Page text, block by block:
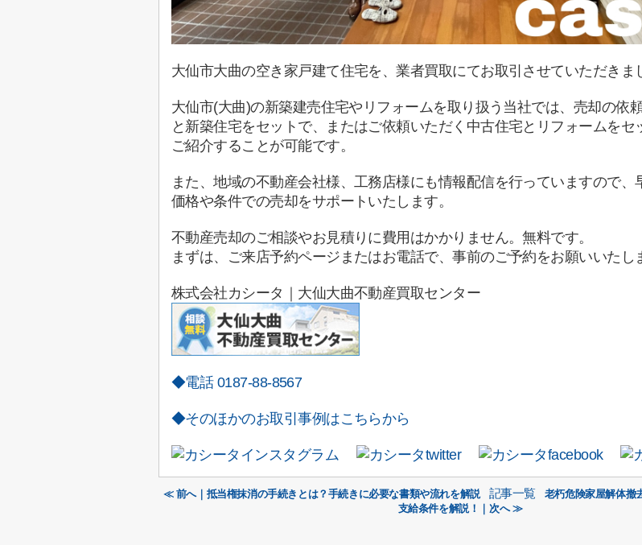
大仙市大曲の空き家戸建て住宅を、業者買取にてお取引させていただきま
大仙市(大曲)の新築建売住宅やリフォームを取り扱う当社では、売却の依
と新築住宅をセットで、またはご依頼いただく中古住宅とリフォームをセ
ご紹介することが可能です。
また、地域の不動産会社様、工務店様にも情報配信を行っていますので、
価格や条件での売却をサポートいたします。
不動産売却のご相談やお見積りに費用はかかりません。無料です。
まずは、ご来店予約ページまたはお電話で、事前のご予約をお願いいたし
株式会社カシータ｜大仙大曲不動産買取センター
◆電話 0187-88-8567
◆そのほかのお取引事例はこちらから
≪ 前へ｜抵当権抹消の手続きとは？手続きに必要な書類や流れを解説 記事一覧
老朽危険家屋解体撤
支給条件を解説！｜次へ ≫